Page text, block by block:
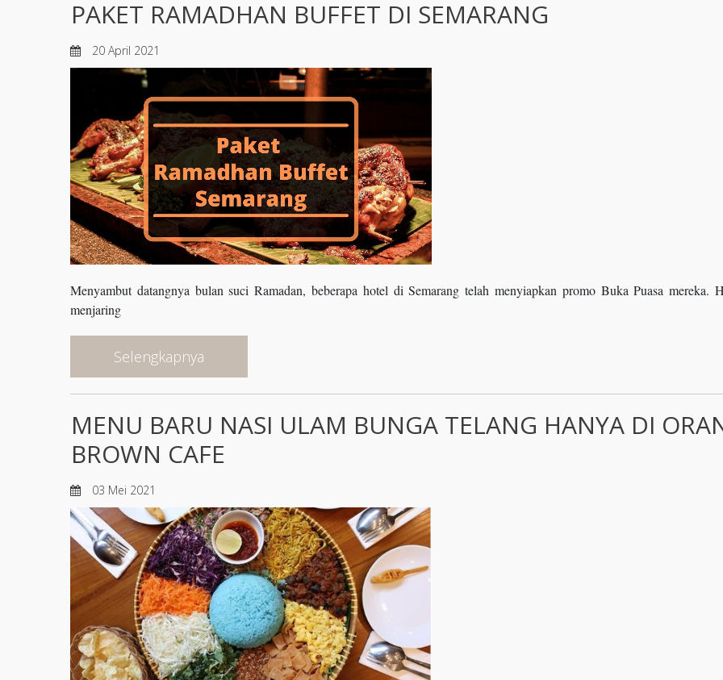
PAKET RAMADHAN BUFFET DI SEMARANG
20 April 2021
Menyambut datangnya bulan suci Ramadan, beberapa hotel di Semarang telah menyiapkan promo Buka Puasa mereka.
menjaring
Selengkapnya
MENU BARU NASI ULAM BUNGA TELANG HANYA DI
BROWN CAFE
03 Mei 2021